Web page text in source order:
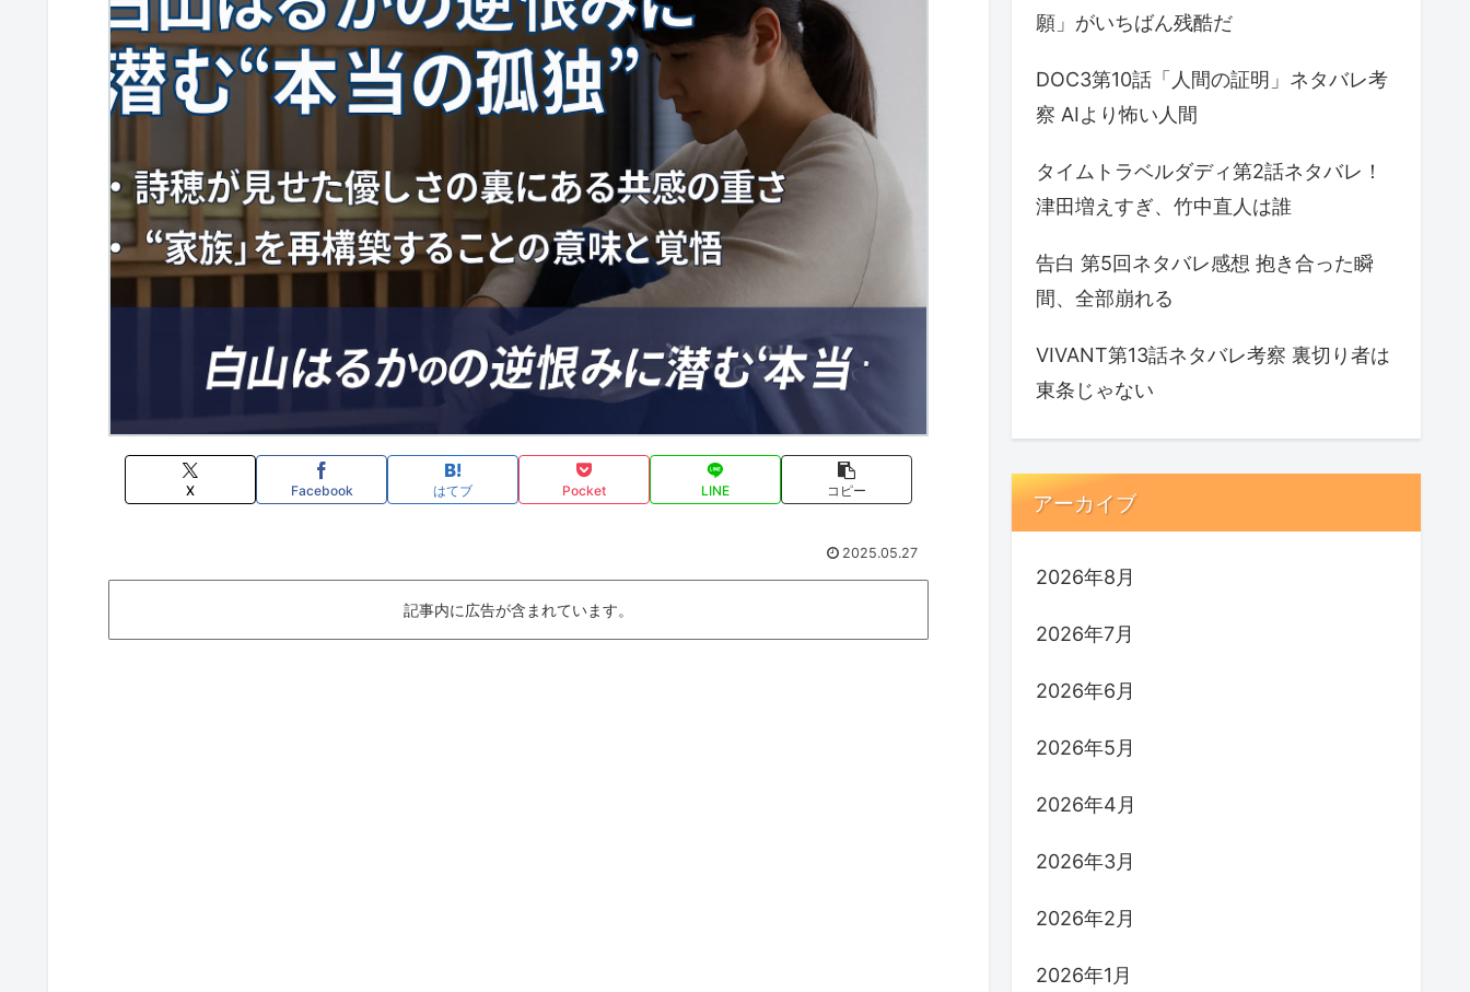
X Facebook はてブ Pocket LINE コピー
2025.05.27
記事内に広告が含まれています。
願」がいちばん残酷だ
DOC3第10話「人間の証明」ネタバレ考
察 AIより怖い人間
タイムトラベルダディ第2話ネタバレ！
津田増えすぎ、竹中直人は誰
告白 第5回ネタバレ感想 抱き合った瞬
間、全部崩れる
VIVANT第13話ネタバレ考察 裏切り者は
東条じゃない
アーカイブ
2026年8月
2026年7月
2026年6月
2026年5月
2026年4月
2026年3月
2026年2月
2026年1月